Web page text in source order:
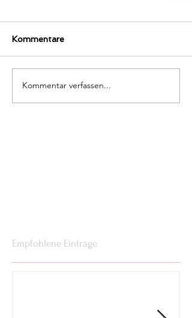
Kommentare
Kommentar verfassen...
Empfohlene Einträge